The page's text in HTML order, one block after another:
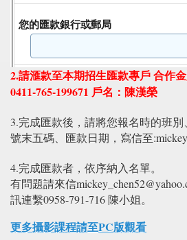
2.請滙款至本期招生匯款專戶 合作
0411-765-199671 戶名：陳漢榮
3.完成匯款後，請將您報名時的班
號末五碼、匯款日期，寫信至
4.完成匯款者，依序納入名單。
有問題請來信
訊連繫0958-791-716 陳小姐。
更多攝影課程請至PC版觀看